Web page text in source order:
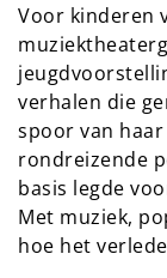
Voor kinderen
verhalen die
spoor van
rondreizende
basis legde
Met muziek,
hoe het